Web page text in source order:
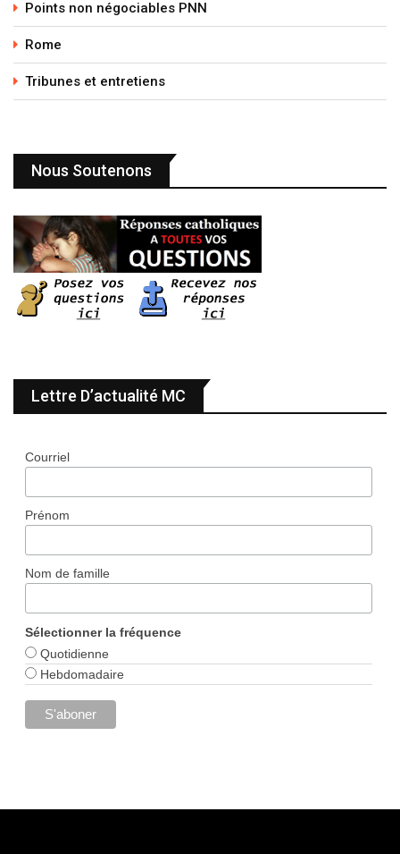
Points non négociables PNN
Rome
Tribunes et entretiens
Nous Soutenons
Lettre D’actualité MC
Courriel
Prénom
Nom de famille
Sélectionner la fréquence
Quotidienne
Hebdomadaire